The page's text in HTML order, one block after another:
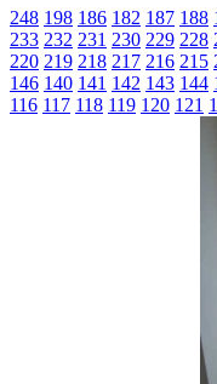
248 198 186 182 187 188
233 232 231 230 229 228
220 219 218 217 216 215
146 140 141 142 143 144
116 117 118 119 120 121